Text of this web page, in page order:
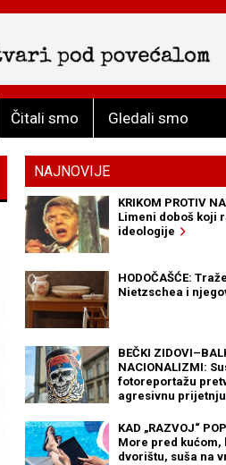
Čitali smo Gledali smo
NAJNOVIJE
KRIKOM PROTIV
Limeni doboš koji
ideologije
HODOČAŠĆE:
Nietzschea i
BEČKI
NACIONALIZMI:
fotoreportažu
agresivnu
KAD „RAZVOJ“
More pred kućom,
dvorištu, suša na